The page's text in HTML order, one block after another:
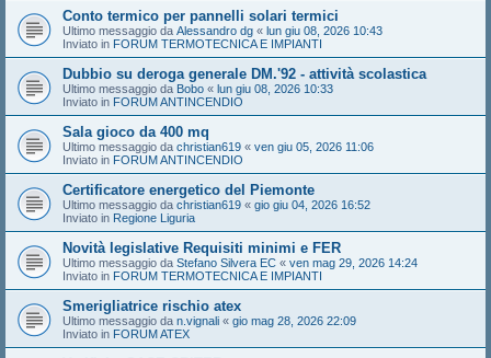
Conto termico per pannelli solari termici
Ultimo messaggio da Alessandro dg « lun giu 08, 2026 10:43
Inviato in FORUM TERMOTECNICA E IMPIANTI
Dubbio su deroga generale DM.'92 - attività scolastica
Ultimo messaggio da Bobo « lun giu 08, 2026 10:33
Inviato in FORUM ANTINCENDIO
Sala gioco da 400 mq
Ultimo messaggio da christian619 « ven giu 05, 2026 11:06
Inviato in FORUM ANTINCENDIO
Certificatore energetico del Piemonte
Ultimo messaggio da christian619 « gio giu 04, 2026 16:52
Inviato in Regione Liguria
Novità legislative Requisiti minimi e FER
Ultimo messaggio da Stefano Silvera EC « ven mag 29, 2026 14:24
Inviato in FORUM TERMOTECNICA E IMPIANTI
Smerigliatrice rischio atex
Ultimo messaggio da n.vignali « gio mag 28, 2026 22:09
Inviato in FORUM ATEX